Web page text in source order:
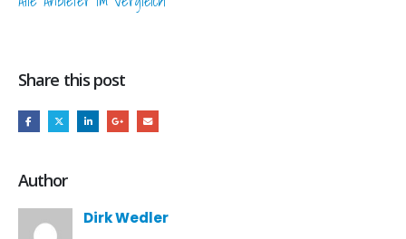
Share this post
Author
Dirk Wedler